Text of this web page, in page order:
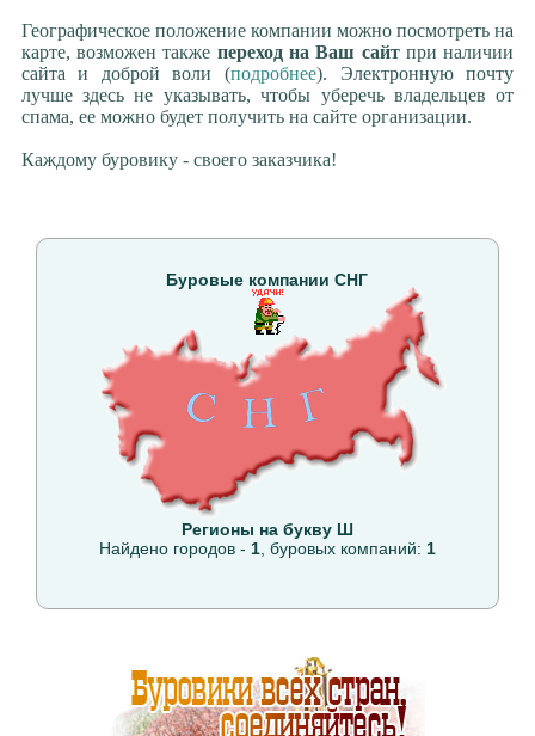
Географическое положение компании можно посмотреть на
карте, возможен также переход на Ваш сайтпри наличии
сайта и доброй воли (подробнее). Электронную почту
лучше здесь не указывать, чтобы уберечь владельцев от
спама, ее можно будет получить на сайте организации.
Каждому буровику - своего заказчика!
Буровые компании СНГ
Регионы на букву Ш
Найдено городов - 1, буровых компаний: 1